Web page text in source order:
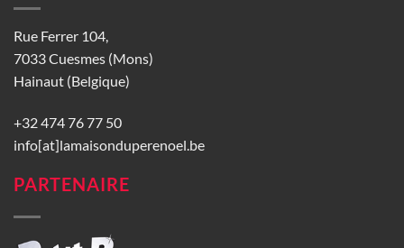
Rue Ferrer 104,
7033 Cuesmes (Mons)
Hainaut (Belgique)
+32 474 76 77 50
info[at]lamaisonduperenoel.be
PARTENAIRE